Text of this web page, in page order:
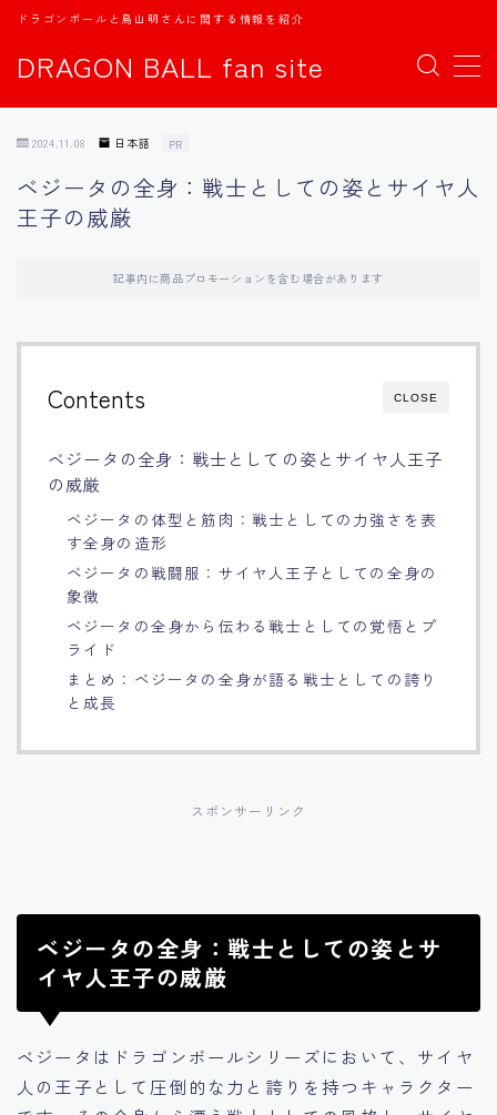
DRAGON BALL fan site
ドラゴンボールと鳥山明さんに関する情報を紹介
MENU
日本語
中文
Español
اللغة العربية
Français
Bahasa Indonesia
Português
2024.11.08 日本語 PR
ベジータの全身：戦士としての姿とサイヤ人
王子の威厳
記事内に商品プロモーションを含む場合があります
CLOSE
Contents
ベジータの全身：戦士としての姿とサイヤ人王子
の威厳
ベジータの体型と筋肉：戦士としての力強さを表
す全身の造形
ベジータの戦闘服：サイヤ人王子としての全身の
象徴
ベジータの全身から伝わる戦士としての覚悟とプ
ライド
まとめ：ベジータの全身が語る戦士としての誇り
と成長
スポンサーリンク
ベジータの全身：戦士としての姿とサ
イヤ人王子の威厳
ベジータはドラゴンボールシリーズにおいて、サイヤ
人の王子として圧倒的な力と誇りを持つキャラクター